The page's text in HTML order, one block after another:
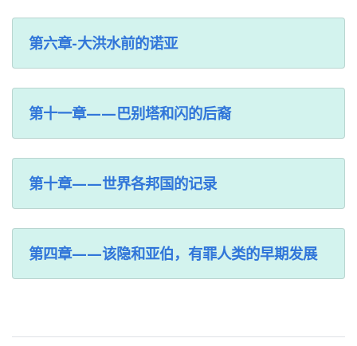
第六章-大洪水前的诺亚
第十一章——巴别塔和闪的后裔
第十章——世界各邦国的记录
第四章——该隐和亚伯，有罪人类的早期发展